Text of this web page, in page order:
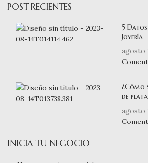
POST RECIENTES
5
Joyería
agosto
¿Cómo
de plata
agosto
INICIA TU NEGOCIO